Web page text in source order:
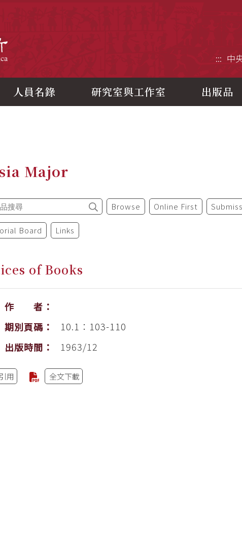
::: 中
人員名錄 研究室與工作室 出版品
Major
Browse Online First
Board Links
of Books
作 者：
期別頁碼：
10.1：103-110
出版時間：
1963/12
引用 全文下載